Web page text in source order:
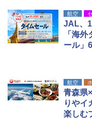
航空
JAL、
「海
ール」
航空
青森県
りやイ
楽しむ